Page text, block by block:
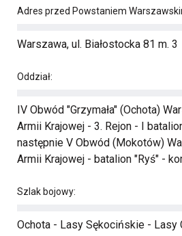
Adres przed Powstaniem
Warszawa, ul. Białostocka 81 m. 3
Oddział:
IV Obwód "Grzymała" (Ochota)
Armii Krajowej - 3. Rejon - I
następnie V Obwód (Mokotów)
Armii Krajowej - batalion "Ryś" -
Szlak bojowy:
Ochota - Lasy Sękocińskie - Lasy